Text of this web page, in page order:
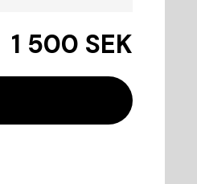
1 500 SEK